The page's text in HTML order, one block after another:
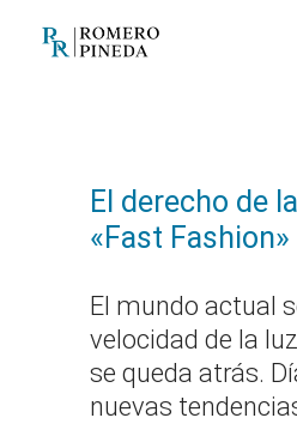
contenido
El derecho de
«Fast Fashion»
El mundo actual
velocidad de la
se queda atrás.
nuevas